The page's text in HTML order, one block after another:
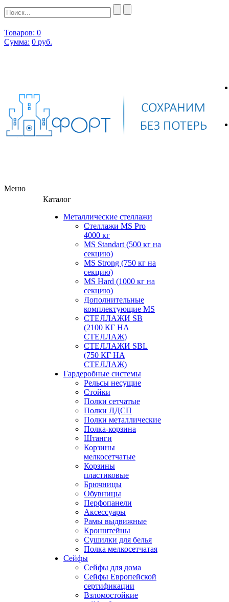
Товаров: 0
Сумма: 0 руб.
Меню
Каталог
Металлические стеллажи
Стеллажи MS Pro
4000 кг
MS Standart (500 кг на
секцию)
MS Strong (750 кг на
секцию)
MS Hard (1000 кг на
секцию)
Дополнительные
комплектующие MS
СТЕЛЛАЖИ SB
(2100 КГ НА
СТЕЛЛАЖ)
СТЕЛЛАЖИ SBL
(750 КГ НА
СТЕЛЛАЖ)
Гардеробные системы
Рельсы несущие
Стойки
Полки сетчатые
Полки ЛДСП
Полки металлические
Полка-корзина
Штанги
Корзины
мелкосетчатые
Корзины
пластиковые
Брючницы
Обувницы
Перфопанели
Аксессуары
Рамы выдвижные
Кронштейны
Сушилки для белья
Полка мелкосетчатая
Сейфы
Сейфы для дома
Сейфы Европейской
сертификации
Взломостойкие